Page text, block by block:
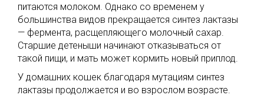
питаются молоком. Однако со временем у
большинства видов прекращается синтез лактазы
— фермента, расщепляющего молочный сахар.
Старшие детеныши начинают отказываться от
такой пищи, и мать может кормить новый приплод.
У домашних кошек благодаря мутациям синтез
лактазы продолжается и во взрослом возрасте.